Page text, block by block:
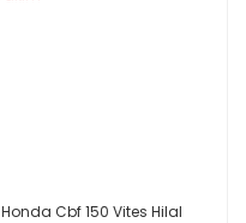
Honda Cbf 150 Vites Hilal